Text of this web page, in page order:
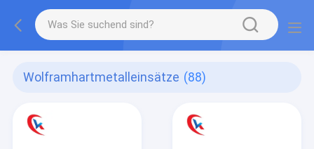
Wolframhartmetalleinsätze (88)